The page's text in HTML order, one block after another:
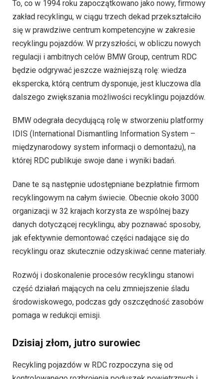
To, co w 1994 roku zapoczątkowano jako nowy, firmowy
zakład recyklingu, w ciągu trzech dekad przekształciło
się w prawdziwe centrum kompetencyjne w zakresie
recyklingu pojazdów. W przyszłości, w obliczu nowych
regulacji i ambitnych celów BMW Group, centrum RDC
będzie odgrywać jeszcze ważniejszą rolę: wiedza
ekspercka, którą centrum dysponuje, jest kluczowa dla
dalszego zwiększania możliwości recyklingu pojazdów.
BMW odegrała decydującą rolę w stworzeniu platformy
IDIS (International Dismantling Information System –
międzynarodowy system informacji o demontażu), na
której RDC publikuje swoje dane i wyniki badań.
Dane te są następnie udostępniane bezpłatnie firmom
recyklingowym na całym świecie. Obecnie około 3000
organizacji w 32 krajach korzysta ze wspólnej bazy
danych dotyczącej recyklingu, aby poznawać sposoby,
jak efektywnie demontować części nadające się do
recyklingu oraz skutecznie odzyskiwać cenne materiały.
Rozwój i doskonalenie procesów recyklingu stanowi
część działań mających na celu zmniejszenie śladu
środowiskowego, podczas gdy oszczędność zasobów
pomaga w redukcji emisji.
Dzisiaj złom, jutro surowiec
Recykling pojazdów w RDC rozpoczyna się od